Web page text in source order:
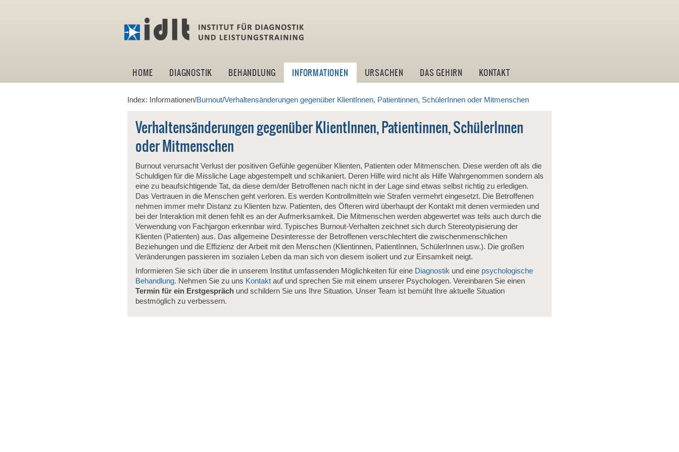
HOME DIAGNOSTIK BEHANDLUNG INFORMATIONEN URSACHEN DAS GEHIRN KONTAKT
Index: Informationen/Burnout/Verhaltensänderungen gegenüber KlientInnen, Patientinnen, SchülerInnen oder Mitmenschen
Verhaltensänderungen gegenüber KlientInnen, Patientinnen, SchülerInnen
oder Mitmenschen
Burnout verursacht Verlust der positiven Gefühle gegenüber Klienten, Patienten oder Mitmenschen. Diese werden oft als die
Schuldigen für die Missliche Lage abgestempelt und schikaniert. Deren Hilfe wird nicht als Hilfe Wahrgenommen sondern als
eine zu beaufsichtigende Tat, da diese dem/der Betroffenen nach nicht in der Lage sind etwas selbst richtig zu erledigen.
Das Vertrauen in die Menschen geht verloren. Es werden Kontrollmitteln wie Strafen vermehrt eingesetzt. Die Betroffenen
nehmen immer mehr Distanz zu Klienten bzw. Patienten, des Öfteren wird überhaupt der Kontakt mit denen vermieden und
bei der Interaktion mit denen fehlt es an der Aufmerksamkeit. Die Mitmenschen werden abgewertet was teils auch durch die
Verwendung von Fachjargon erkennbar wird. Typisches Burnout-Verhalten zeichnet sich durch Stereotypisierung der
Klienten (Patienten) aus. Das allgemeine Desinteresse der Betroffenen verschlechtert die zwischenmenschlichen
Beziehungen und die Effizienz der Arbeit mit den Menschen (Klientinnen, PatientInnen, SchülerInnen usw.). Die großen
Veränderungen passieren im sozialen Leben da man sich von diesem isoliert und zur Einsamkeit neigt.
Informieren Sie sich über die in unserem Institut umfassenden Möglichkeiten für eine Diagnostik und eine psychologische
Behandlung. Nehmen Sie zu uns Kontaktauf und sprechen Sie mit einem unserer Psychologen. Vereinbaren Sie einen
Termin für ein Erstgesprächund schildern Sie uns Ihre Situation. Unser Team ist bemüht Ihre aktuelle Situation
bestmöglich zu verbessern.